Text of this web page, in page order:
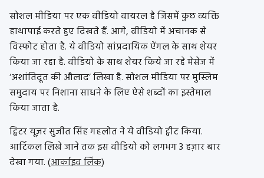
सोशल मीडिया पर एक वीडियो वायरल है जिसमें कुछ व्यक्ति
हाथापाई करते हुए दिखते हैं. आगे, वीडियो में अचानक से
विस्फोट होता है. ये वीडियो सांप्रदायिक ऐंगल के साथ शेयर
किया जा रहा है. वीडियो के साथ शेयर किये जा रहे मेसेज में
‘अशांतिदूत की औलाद’ लिखा है. सोशल मीडिया पर मुस्लिम
समुदाय पर निशाना साधने के लिए ऐसे शब्दों का इस्तेमाल
किया जाता है.
ट्विटर यूज़र सुजीत सिंह गहलोत ने ये वीडियो ट्वीट किया.
आर्टिकल लिखे जाने तक इस वीडियो को लगभग 3 हज़ार बार
देखा गया. (आर्काइव लिंक)